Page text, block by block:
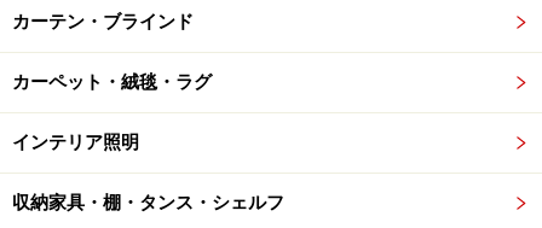
カーテン・ブラインド
カーペット・絨毯・ラグ
インテリア照明
収納家具・棚・タンス・シェルフ